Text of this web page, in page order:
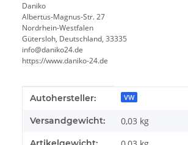
Daniko
Albertus-Magnus-Str. 27
Nordrhein-Westfalen
Gütersloh, Deutschland, 33335
info@daniko24.de
https://www.daniko-24.de
Produkteigenschaft
Wert
Autohersteller: VW
Versandgewicht: 0,03 kg